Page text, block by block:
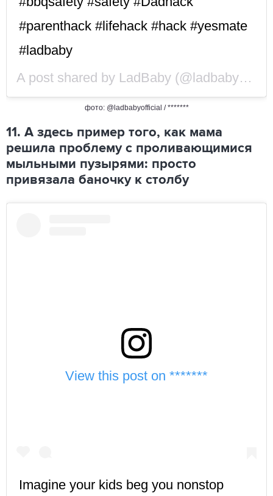
#parenthack #lifehack #hack #yesmate
#ladbaby
A post shared by LadBaby (@ladbabyofficial) on
фото: @ladbabyofficial / *******
11. А здесь пример того, как мама
решила проблему с проливающимися
мыльными пузырями: просто
привязала баночку к столбу
View this post on *******
Imagine your kids beg you nonstop